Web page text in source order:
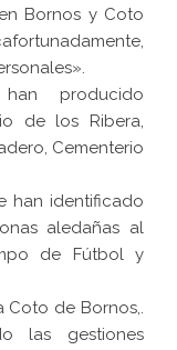
Bornos y Coto
producido
de los Ribera,
Cementerio
han identificado
aledañas al
de Fútbol y
Coto de Bornos,.
las gestiones